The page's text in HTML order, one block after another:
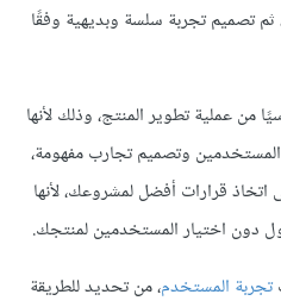
تصميم تجربة سلسة وبديهية وفقًا
من عملية تطوير المنتج، وذلك لأنها
وتصميم تجارب مفهومة،
قرارات أفضل لمشروعك، لأنها
دون اختيار المستخدمين لمنتجك.
تجربة المستخدم، من تحديد للطريقة